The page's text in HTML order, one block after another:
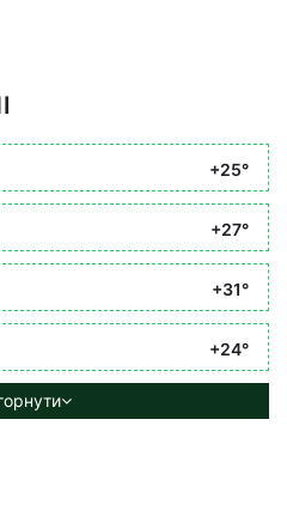
+25°
+27°
+31°
+24°